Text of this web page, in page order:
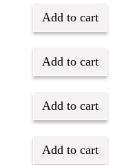
Add to cart
Add to cart
Add to cart
Add to cart